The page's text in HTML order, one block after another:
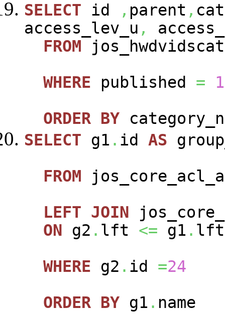
SELECT id , parent ,
access_lev_u ,
FROM
WHERE published =
1
ORDER BY
SELECT g1 . id AS
FROM
LEFT JOIN
ON g2 . lft <= g1 . lft
WHERE g2 . id =24
ORDER BY g1 . name